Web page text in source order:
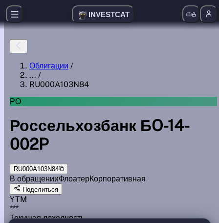
INVESTCAT
Облигации /
... /
RU000A103N84
РО
Россельхозбанк БO-14-
002P
RU000A103N84
В обращенииФлоатерКорпоративная
Поделиться
YTM
***
Текущая доходность